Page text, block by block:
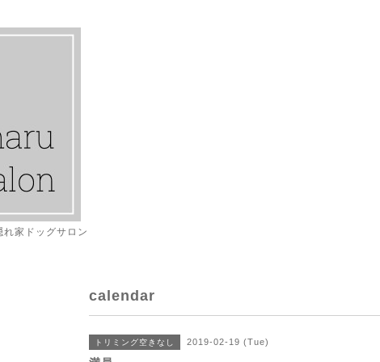
家ドッグサロン
calendar
トリミング空きなし 2019-02-19 (Tue)